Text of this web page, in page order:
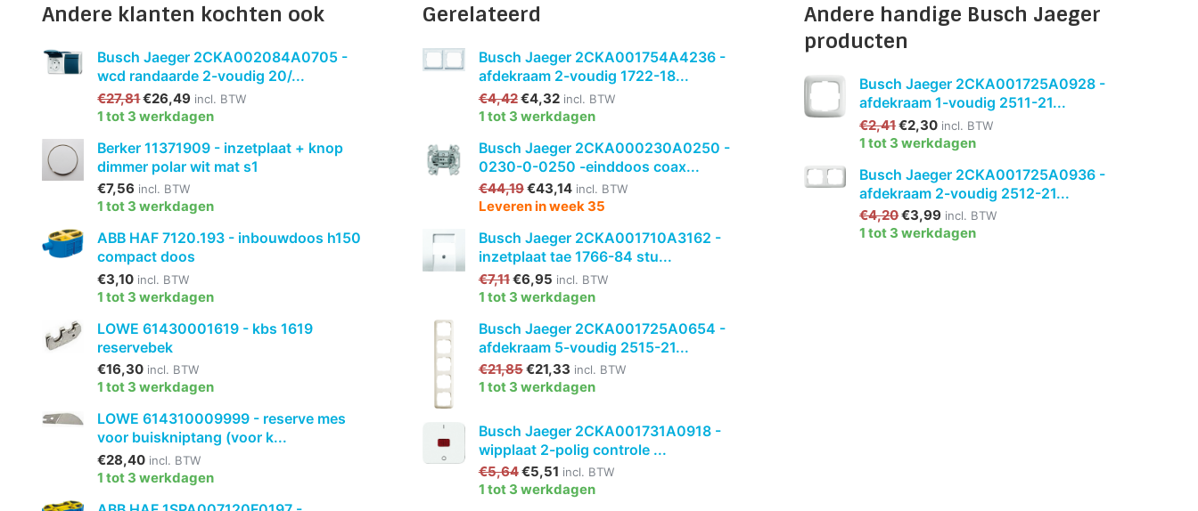
Andere klanten kochten ook
Busch Jaeger 2CKA002084A0705 -
wcd randaarde 2-voudig 20/...
€27,81€26,49 incl. BTW
1 tot 3 werkdagen
Berker 11371909 - inzetplaat + knop
dimmer polar wit mat s1
€7,56 incl. BTW
1 tot 3 werkdagen
ABB HAF 7120.193 - inbouwdoos h150
compact doos
€3,10 incl. BTW
1 tot 3 werkdagen
LOWE 61430001619 - kbs 1619
reservebek
€16,30 incl. BTW
1 tot 3 werkdagen
LOWE 614310009999 - reserve mes
voor buiskniptang (voor k...
€28,40 incl. BTW
1 tot 3 werkdagen
Gerelateerd
Busch Jaeger 2CKA001754A4236 -
afdekraam 2-voudig 1722-18...
€4,42€4,32 incl. BTW
1 tot 3 werkdagen
Busch Jaeger 2CKA000230A0250 -
0230-0-0250 -einddoos coax...
€44,19€43,14 incl. BTW
Leveren in week 35
Busch Jaeger 2CKA001710A3162 -
inzetplaat tae 1766-84 stu...
€7,11€6,95 incl. BTW
1 tot 3 werkdagen
Busch Jaeger 2CKA001725A0654 -
afdekraam 5-voudig 2515-21...
€21,85€21,33 incl. BTW
1 tot 3 werkdagen
Busch Jaeger 2CKA001731A0918 -
wipplaat 2-polig controle ...
€5,64€5,51 incl. BTW
1 tot 3 werkdagen
Andere handige Busch Jaeger
producten
Busch Jaeger 2CKA001725A0928 -
afdekraam 1-voudig 2511-21...
€2,41€2,30 incl. BTW
1 tot 3 werkdagen
Busch Jaeger 2CKA001725A0936 -
afdekraam 2-voudig 2512-21...
€4,20€3,99 incl. BTW
1 tot 3 werkdagen